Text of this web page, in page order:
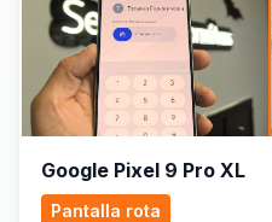
Google Pixel 9 Pro XL
Pantalla rota